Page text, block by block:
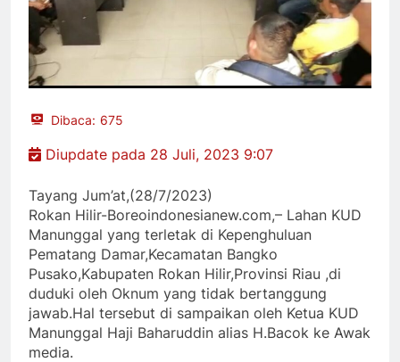
Dibaca: 675
Diupdate pada 28 Juli, 2023 9:07
Tayang Jum’at,(28/7/2023)
Rokan Hilir-Boreoindonesianew.com,– Lahan KUD
Manunggal yang terletak di Kepenghuluan
Pematang Damar,Kecamatan Bangko
Pusako,Kabupaten Rokan Hilir,Provinsi Riau ,di
duduki oleh Oknum yang tidak bertanggung
jawab.Hal tersebut di sampaikan oleh Ketua KUD
Manunggal Haji Baharuddin alias H.Bacok ke Awak
media.